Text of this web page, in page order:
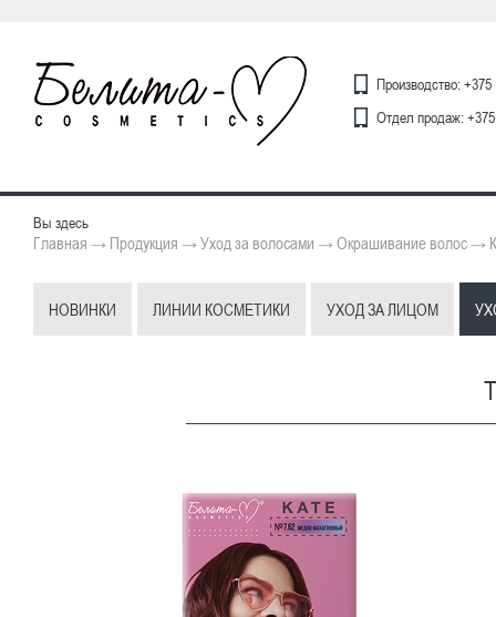
Производство:
Отдел продаж:
Вы здесь
Главная → Продукция →Уход за волосами →Окрашивание волос→
НОВИНКИ ЛИНИИ КОСМЕТИКИ УХОД ЗА ЛИЦОМ